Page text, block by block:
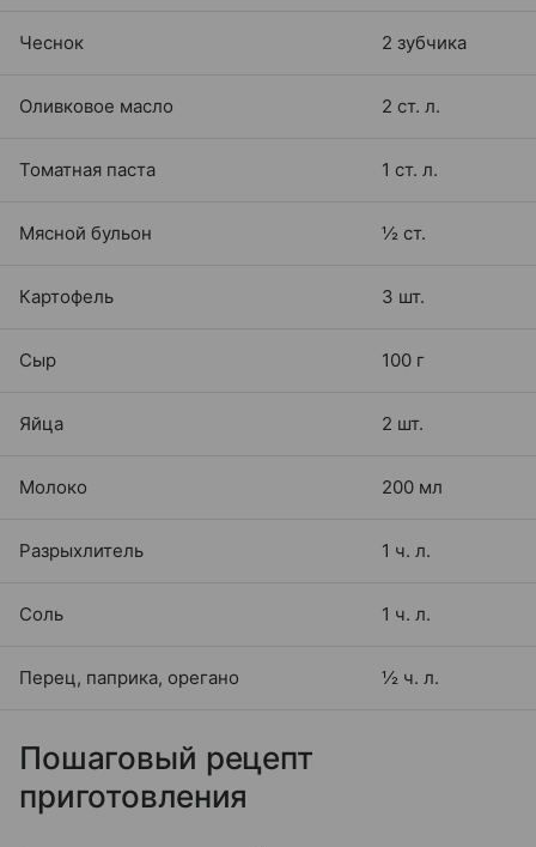
Чеснок 2 зубчика
Оливковое масло 2 ст. л.
Томатная паста 1 ст. л.
Мясной бульон ½ ст.
Картофель 3 шт.
Сыр 100 г
Яйца 2 шт.
Молоко 200 мл
Разрыхлитель 1 ч. л.
Соль 1 ч. л.
Перец, паприка, орегано ½ ч. л.
Пошаговый рецепт
приготовления